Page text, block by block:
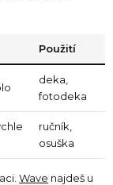
Použití
deka,
fotodeka
ručník,
osuška
Wave najdeš u